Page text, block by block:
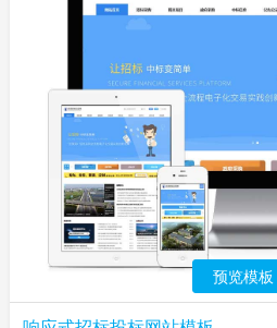
预览模板